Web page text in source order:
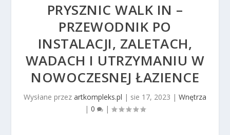
PRYSZNIC WALK IN –
PRZEWODNIK PO
INSTALACJI, ZALETACH,
WADACH I UTRZYMANIU W
NOWOCZESNEJ ŁAZIENCE
Wysłane przez artkompleks.pl | sie 17, 2023 | Wnętrza
| 0 |